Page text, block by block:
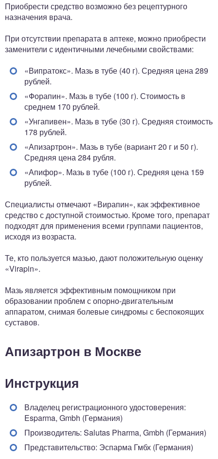
Приобрести средство возможно без рецептурного
назначения врача.
При отсутствии препарата в аптеке, можно приобрести
заменители с идентичными лечебными свойствами:
«Випратокс». Мазь в тубе (40 г). Средняя цена 289
рублей.
«Форапин». Мазь в тубе (100 г). Стоимость в
среднем 170 рублей.
«Унгапивен». Мазь в тубе (30 г). Средняя стоимость
178 рублей.
«Апизартрон». Мазь в тубе (вариант 20 г и 50 г).
Средняя цена 284 рубля.
«Апифор». Мазь в тубе (100 г). Средняя цена 159
рублей.
Специалисты отмечают «Вирапин», как эффективное
средство с доступной стоимостью. Кроме того, препарат
подходят для применения всеми группами пациентов,
исходя из возраста.
Те, кто пользуется мазью, дают положительную оценку
«Virapin».
Мазь является эффективным помощником при
образовании проблем с опорно-двигательным
аппаратом, снимая болевые синдромы с беспокоящих
суставов.
Апизартрон в Москве
Инструкция
Владелец регистрационного удостоверения:
Esparma, Gmbh (Германия)
Производитель: Salutas Pharma, Gmbh (Германия)
Представительство: Эспарма Гмбх (Германия)